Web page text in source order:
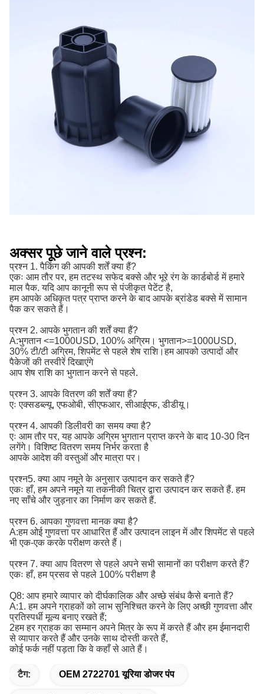
अक्सर पूछे जाने वाले प्रश्न:
प्रश्न 1. पैकिंग की आपकी शर्तें क्या हैं?
एकः आम तौर पर, हम तटस्थ सफेद बक्से और भूरे रंग के कार्डबोर्ड में हमारे
माल पैक. यदि आप कानूनी रूप से पंजीकृत पेटेंट है,
हम आपके अधिकृत पत्र प्राप्त करने के बाद आपके ब्रांडेड बक्से में सामान
पैक कर सकते हैं।
प्रश्न 2. आपके भुगतान की शर्तें क्या हैं?
A:भुगतान <=1000USD, 100% अग्रिम। भुगतान>=1000USD,
30% टी/टी अग्रिम, शिपमेंट से पहले शेष राशि।हम आपको उत्पादों और
पैकेजों की तस्वीरें दिखाएंगे
आप शेष राशि का भुगतान करने से पहले.
प्रश्न 3. आपके वितरण की शर्तें क्या हैं?
एः एक्सडब्ल्यू, एफओबी, सीएफआर, सीआईएफ, डीडीयू।
प्रश्न 4. आपकी डिलीवरी का समय क्या है?
एः आम तौर पर, यह आपके अग्रिम भुगतान प्राप्त करने के बाद 10-30 दिन
लगेंगे। विशिष्ट वितरण समय निर्भर करता है
आपके आदेश की वस्तुओं और मात्रा पर।
प्रश्न5. क्या आप नमूने के अनुसार उत्पादन कर सकते हैं?
एकः हाँ, हम अपने नमूने या तकनीकी चित्र द्वारा उत्पादन कर सकते हैं. हम
नए साँचे और जुड़नार का निर्माण कर सकते हैं.
प्रश्न 6. आपका गुणवत्ता मानक क्या है?
A:हम ओई गुणवत्ता पर आधारित हैं और उत्पादन लाइन में और शिपमेंट से पहले
भी एक-एक करके परीक्षण करते हैं।
प्रश्न 7. क्या आप वितरण से पहले अपने सभी सामानों का परीक्षण करते हैं?
एकः हाँ, हम प्रसव से पहले 100% परीक्षण है
Q8: आप हमारे व्यापार को दीर्घकालिक और अच्छे संबंध कैसे बनाते हैं?
A:1. हम अपने ग्राहकों को लाभ सुनिश्चित करने के लिए अच्छी गुणवत्ता और
प्रतिस्पर्धी मूल्य बनाए रखते हैं;
2हम हर ग्राहक का सम्मान अपने मित्र के रूप में करते हैं और हम ईमानदारी
से व्यापार करते हैं और उनके साथ दोस्ती करते हैं,
कोई फर्क नहीं पड़ता कि वे कहाँ से आते हैं।
टैग: OEM 2722701 यूरिया डोजर पंप